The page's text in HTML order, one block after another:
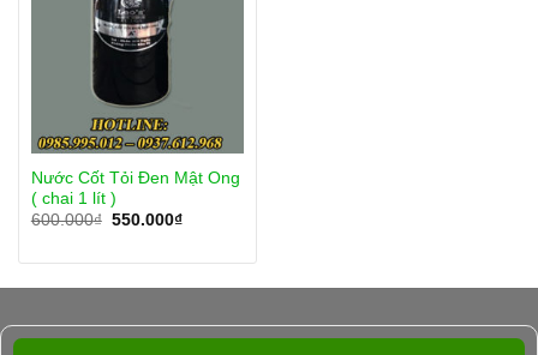
Nước Cốt Tỏi Đen Mật Ong
( chai 1 lít )
600.000₫ Giá
600.000₫.
550.000₫Giá
là: